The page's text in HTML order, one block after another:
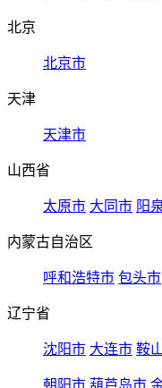
北京
北京市
天津
天津市
山西省
太原市 大同市 阳
内蒙古自治区
呼和浩特市 包头市
辽宁省
沈阳市 大连市 鞍
朝阳市 葫芦岛市